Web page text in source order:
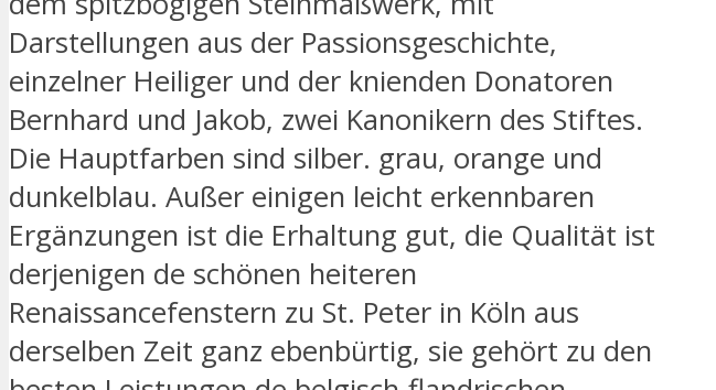
Darstellungen aus der Passionsgeschichte,
einzelner Heiliger und der knienden Donatoren
Bernhard und Jakob, zwei Kanonikern des Stiftes.
Die Hauptfarben sind silber. grau, orange und
dunkelblau. Außer einigen leicht erkennbaren
Ergänzungen ist die Erhaltung gut, die Qualität ist
derjenigen de schönen heiteren
Renaissancefenstern zu St. Peter in Köln aus
derselben Zeit ganz ebenbürtig, sie gehört zu den